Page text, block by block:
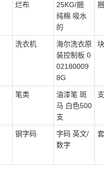
烂布
25KG/捆
纯棉 吸水
的
捆
洗衣机
海尔洗衣原
装控制板 0
02180009
8G
块
笔类
油漆笔 斑
马 白色500
支
支
钢字码
字码 英文/
数字
套